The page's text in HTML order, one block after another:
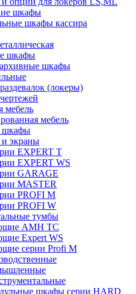
шкафы
шкафы кассира
шкафы
шкафы
(локеры)
мебель
мебель
шкафы
и экраны
EXPERT T
EXPERT WS
GARAGE
MASTER
PROFI M
PROFI W
тумбы
AMH TC
Expert WS
серии Profi M
шкафы серии HARD